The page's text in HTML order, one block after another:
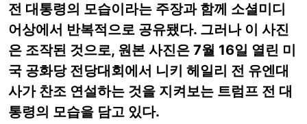
전 대통령의 모습이라는 주장과 함께 소셜미디
어상에서 반복적으로 공유됐다. 그러나 이 사진
은 조작된 것으로, 원본 사진은 7월 16일 열린 미
국 공화당 전당대회에서 니키 헤일리 전 유엔대
사가 찬조 연설하는 것을 지켜보는 트럼프 전 대
통령의 모습을 담고 있다.